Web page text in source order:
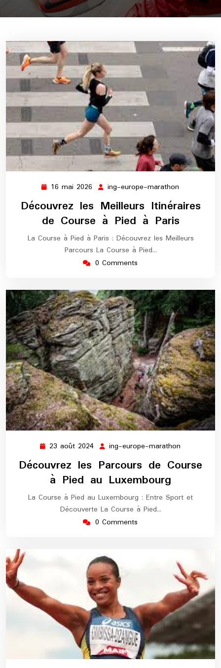
16 mai 2026 16
mai
2026
ing-europe-marathon
europe-
marathon
Découvrez les Meilleurs Itinéraires
de Course à Pied à Paris
La Course à Pied à Paris : Découvrez les Meilleurs
Parcours La Course à Pied…
0 Comments
23 août 2024 23
août
2024
ing-europe-marathon
marathon
Découvrez les Parcours de Course
à Pied au Luxembourg
La Course à Pied au Luxembourg : Entre Sport et
Découverte La Course à Pied…
0 Comments